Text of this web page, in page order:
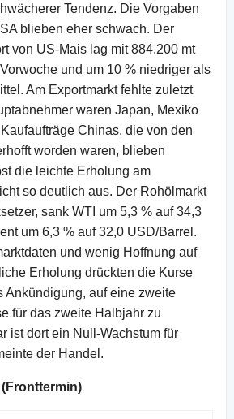
Tendenz. Die Vorgaben
blieben eher schwach. Der
von US-Mais lag mit 884.200 mt
und um 10 % niedriger als
Am Exportmarkt fehlte zuletzt
waren Japan, Mexiko
Chinas, die von den
worden waren, blieben
die leichte Erholung am
so deutlich aus. Der Rohölmarkt
sank WTI um 5,3 % auf 34,3
um 6,3 % auf 32,0 USD/Barrel.
und wenig Hoffnung auf
Erholung drückten die Kurse
Ankündigung, auf eine zweite
für das zweite Halbjahr zu
ist dort ein Null-Wachstum für
der Handel.